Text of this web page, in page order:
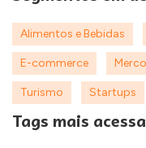
Alimentos e Bebidas
E-commerce
Turismo Startups
Tags mais